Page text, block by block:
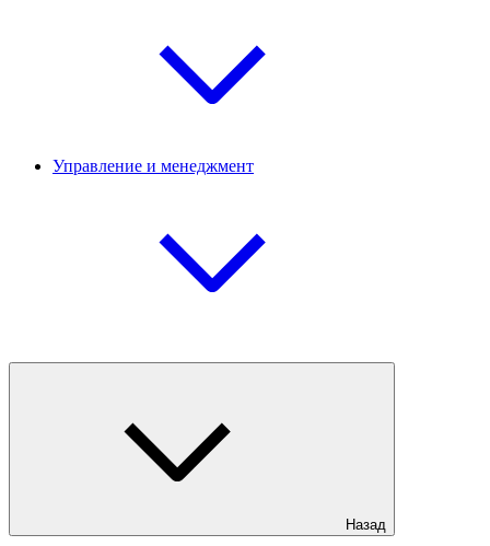
Управление и менеджмент
Назад